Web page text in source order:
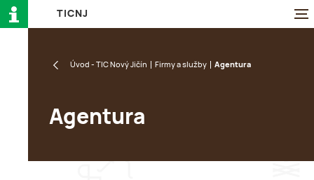
TI CN J
Úvod - TIC Nový Jičín Firmy a služby Agentura
Agentura